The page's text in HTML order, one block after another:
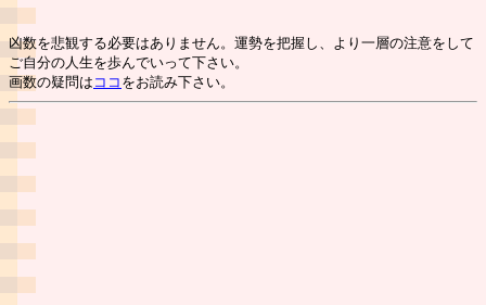
凶数を悲観する必要はありません。運勢を把握し、より一層の注意をして
ご自分の人生を歩んでいって下さい。
画数の疑問は ココ をお読み下さい。